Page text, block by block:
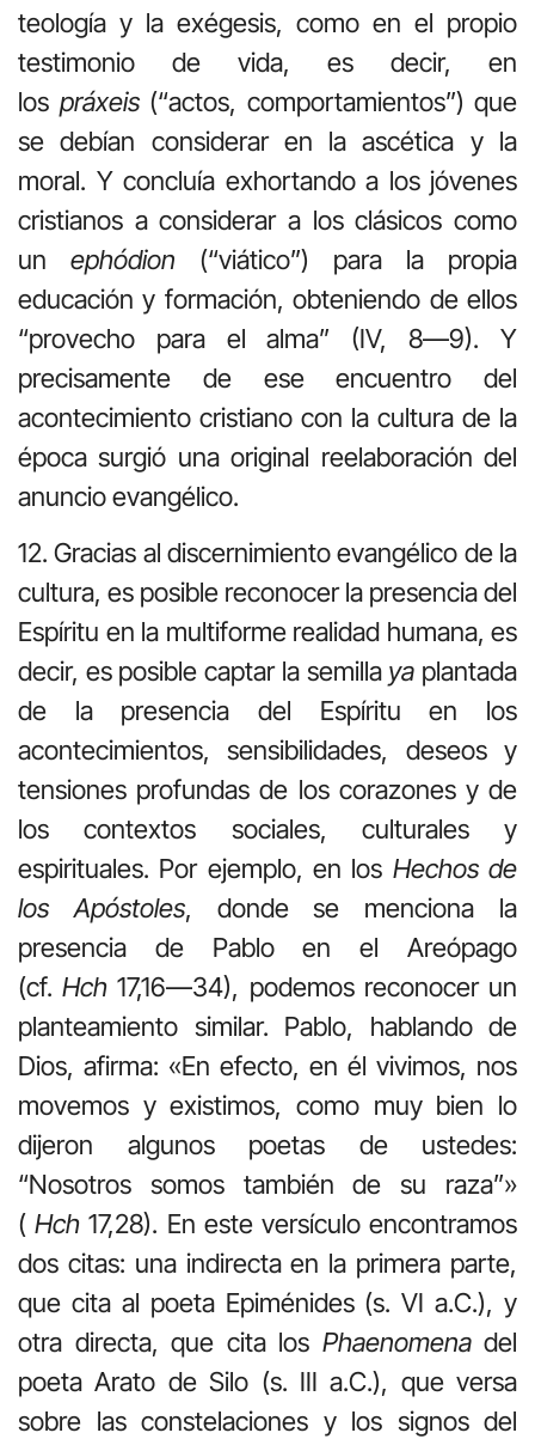
teología y la exégesis, como en el propio
testimonio de vida, es decir, en
los práxeis(“actos, comportamientos”) que
se debían considerar en la ascética y la
moral. Y concluía exhortando a los jóvenes
cristianos a considerar a los clásicos como
un ephódion (“viático”) para la propia
educación y formación, obteniendo de ellos
“provecho para el alma” (IV, 8—9). Y
precisamente de ese encuentro del
acontecimiento cristiano con la cultura de la
época surgió una original reelaboración del
anuncio evangélico.
12. Gracias al discernimiento evangélico de la
cultura, es posible reconocer la presencia del
Espíritu en la multiforme realidad humana, es
decir, es posible captar la semilla ya plantada
de la presencia del Espíritu en los
acontecimientos, sensibilidades, deseos y
tensiones profundas de los corazones y de
los contextos sociales, culturales y
espirituales. Por ejemplo, en los Hechos de
los Apóstoles, donde se menciona la
presencia de Pablo en el Areópago
(cf.Hch 17,16—34), podemos reconocer un
planteamiento similar. Pablo, hablando de
Dios, afirma: «En efecto, en él vivimos, nos
movemos y existimos, como muy bien lo
dijeron algunos poetas de ustedes:
“Nosotros somos también de su raza”»
(Hch 17,28). En este versículo encontramos
dos citas: una indirecta en la primera parte,
que cita al poeta Epiménides (s. VI a.C.), y
otra directa, que cita los Phaenomenadel
poeta Arato de Silo (s. III a.C.), que versa
sobre las constelaciones y los signos del